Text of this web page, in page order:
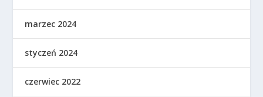
marzec 2024
styczeń 2024
czerwiec 2022